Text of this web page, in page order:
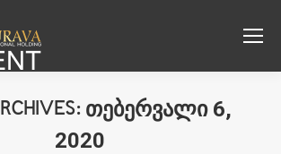
ᲗᲔᲑᲔᲠᲕᲐᲚᲘ 6,
2020